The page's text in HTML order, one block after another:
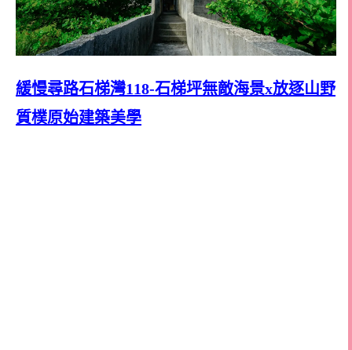
緩慢尋路石梯灣118-石梯坪無敵海景x放逐山野
質樸原始建築美學